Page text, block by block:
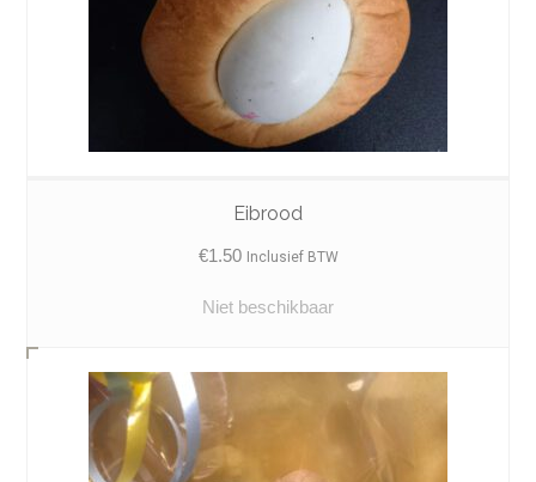
Eibrood
€1.50 Inclusief BTW
Niet beschikbaar